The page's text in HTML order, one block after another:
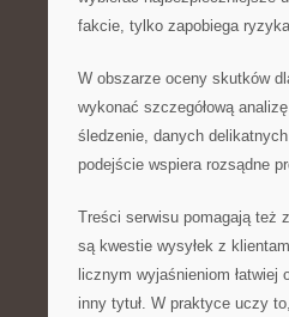
fakcie, tylko zapobiega
W obszarze oceny skutków
wykonać szczegółową
śledzenie, danych
podejście wspiera rozsądne
Treści serwisu pomagają też
są kwestie wysyłek z
licznym wyjaśnieniom
inny tytuł. W praktyce uczy